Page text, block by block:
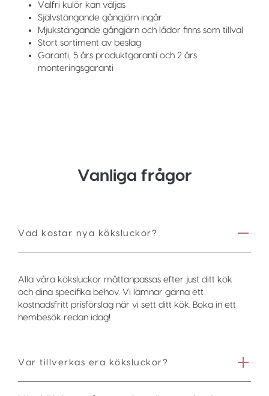
Valfri kulör kan väljas
Självstängande gångjärn ingår
Mjukstängande gångjärn och lådor finns som tillval
Stort sortiment av beslag
Garanti, 5 års produktgaranti och 2 års
monteringsgaranti
Vanliga frågor
Vad kostar nya köksluckor?
Alla våra köksluckor måttanpassas efter just ditt kök
och dina specifika behov. Vi lämnar gärna ett
kostnadsfritt prisförslag när vi sett ditt kök. Boka in ett
hembesök redan idag!
Var tillverkas era köksluckor?